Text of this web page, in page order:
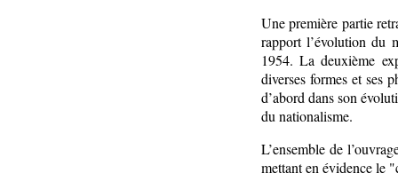
Une première partie
rapport l’évolution du
1954. La deuxième
diverses formes et ses
d’abord dans son
du nationalisme.
L’ensemble de
mettant en évidence le